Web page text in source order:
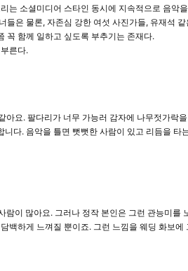
는 소셜미디어 스타인 동시에 지속적으로 음악
들은 물론, 자존심 강한 여섯 사진가들, 유재석
꼭 함께 일하고 싶도록 부추기는 존재다.
른다.
아요. 팔다리가 너무 가능러 감자에 나무젓가락
다. 음악을 틀면 뻣뻣한 사람이 있고 리듬을 타
람이 많아요. 그러나 정작 본인은 그런 관능미를
백하게 느껴질 뿐이죠. 그런 느낌을 웨딩 화보에